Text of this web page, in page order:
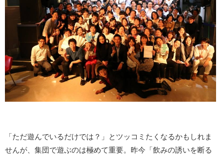
「ただ遊んでいるだけでは？」とツッコミたくなるかもしれま
せんが、集団で遊ぶのは極めて重要。昨今「飲みの誘いを断る